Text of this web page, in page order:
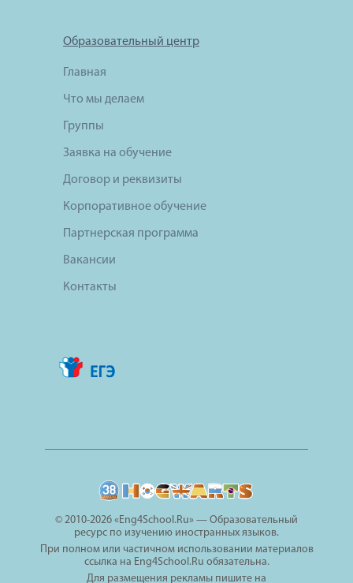
Образовательный центр
Главная
Что мы делаем
Группы
Заявка на обучение
Договор и реквизиты
Корпоративное обучение
Партнерская программа
Вакансии
Контакты
© 2010-2026 «Eng4School.Ru» — Образовательный
ресурс по изучению иностранных языков.
При полном или частичном использовании материалов
ссылка на Eng4School.Ru обязательна.
Для размещения рекламы пишите на